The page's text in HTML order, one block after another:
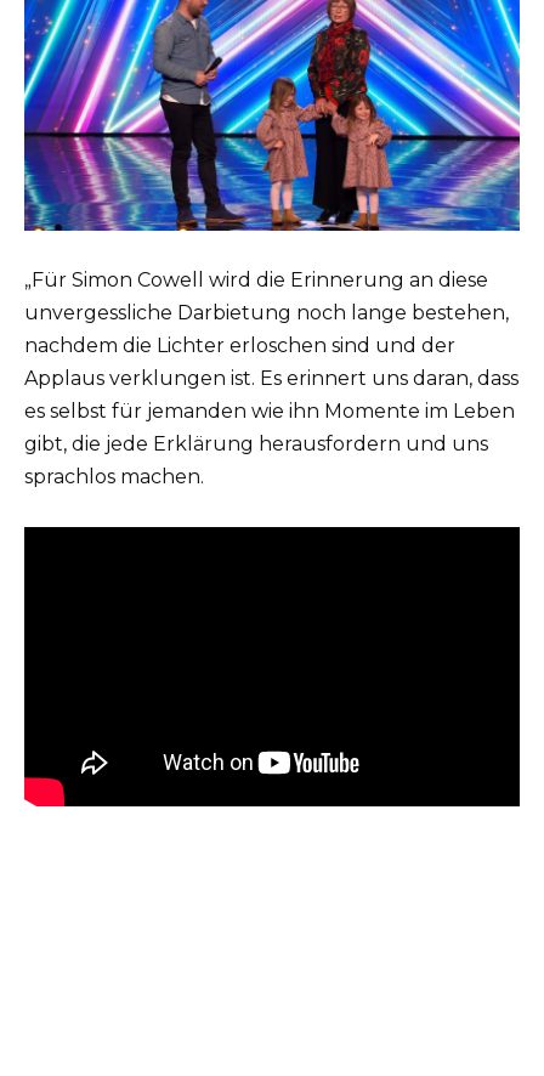
„Für Simon Cowell wird die Erinnerung an diese
unvergessliche Darbietung noch lange bestehen,
nachdem die Lichter erloschen sind und der
Applaus verklungen ist. Es erinnert uns daran, dass
es selbst für jemanden wie ihn Momente im Leben
gibt, die jede Erklärung herausfordern und uns
sprachlos machen.